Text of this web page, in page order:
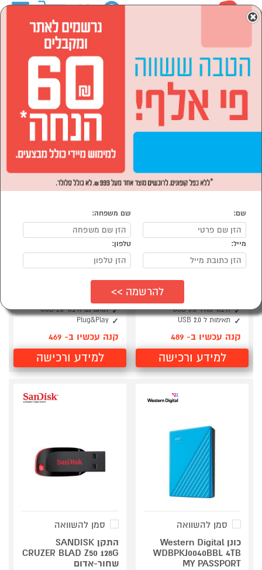
אביזרים וציוד היקפי אחסון וגיבוי
אחסון וגיבוי
כונן Western Digital
חיבור מהיר USB 3.0
תאימות ל USB 2.0
קנה עכשיו ב- 489
למידע ורכישה
כונן חיצוני קשיח WD
1TB
תואם גם חיבור USB 2.0
Plug&Play
קנה עכשיו ב- 469
למידע ורכישה
סמן להשוואה
כונן Western Digital
WDBPKJ0040BBL 4TB
MY PASSPORT
סמן להשוואה
התקן SANDISK
CRUZER BLAD Z50 128G
שחור-אדום
×
שם: שם משפחה:
מייל: טלפון: